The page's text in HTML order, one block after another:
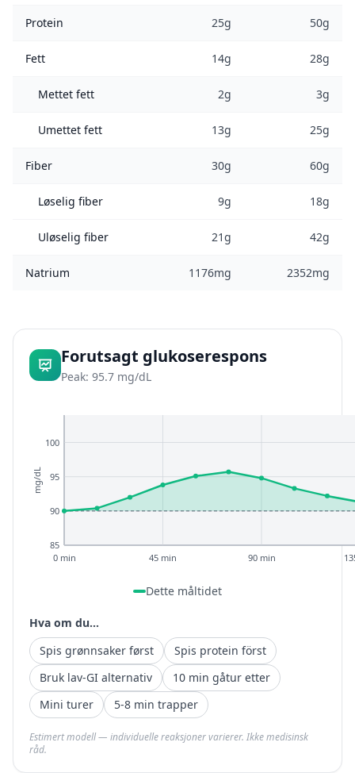
Protein 25g 50g
Fett 14g 28g
Mettet fett 2g 3g
Umettet fett 13g 25g
Fiber 30g 60g
Løselig fiber 9g 18g
Uløselig fiber 21g 42g
Natrium 1176mg 2352mg
Forutsagt glukoserespons
Peak: 95.7 mg/dL
85
90
95
100
0 min 45 min 90 min
mg/dL
Dette måltidet
Hva om du...
Spis grønnsaker først
Spis protein först
Bruk lav-GI alternativ
10 min gåtur etter
Mini turer
5-8 min trapper
Estimert modell — individuelle reaksjoner varierer. Ikke medisinsk
råd.